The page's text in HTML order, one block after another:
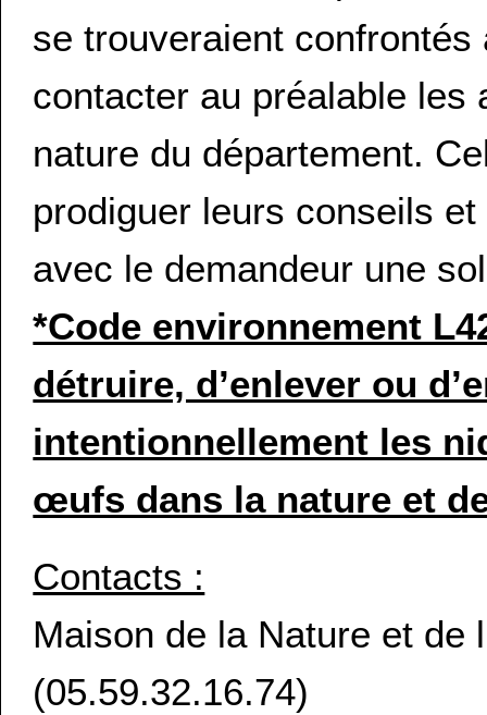
se trouveraient
contacter au préalable les
nature du département.
prodiguer leurs conseils
avec le demandeur une
*Code environnement
détruire, d’enlever ou
intentionnellement les
œufs dans la nature et
Contacts :
Maison de la Nature et de
(05.59.32.16.74)